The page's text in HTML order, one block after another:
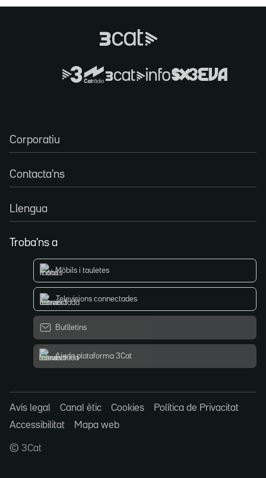
Corporatiu
Contacta'ns
Llengua
Troba'ns a
Mòbils i tauletes
Televisions connectades
Butlletins
Ajuda plataforma 3Cat
Avís legal Canal ètic Cookies
Política de Privacitat
Accessibilitat
Mapa web
© 3Cat